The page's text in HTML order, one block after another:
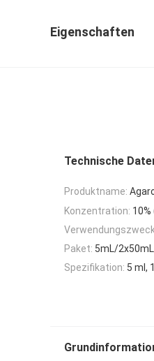
Eigenschaften
Technische
Produktname:
Konzentration:
Paket: 5mL/
Spezifikation: 5 ml,